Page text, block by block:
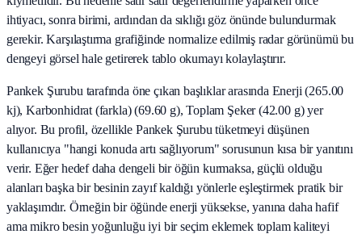
ihtiyacı, sonra birimi, ardından da sıklığı göz önünde bulundurmak
gerekir. Karşılaştırma grafiğinde normalize edilmiş radar görünümü bu
dengeyi görsel hale getirerek tablo okumayı kolaylaştırır.
Pankek Şurubu tarafında öne çıkan başlıklar arasında Enerji (265.00
kj), Karbonhidrat (farkla) (69.60 g), Toplam Şeker (42.00 g) yer
alıyor. Bu profil, özellikle Pankek Şurubu tüketmeyi düşünen
kullanıcıya "hangi konuda artı sağlıyorum" sorusunun kısa bir yanıtını
verir. Eğer hedef daha dengeli bir öğün kurmaksa, güçlü olduğu
alanları başka bir besinin zayıf kaldığı yönlerle eşleştirmek pratik bir
yaklaşımdır. Örneğin bir öğünde enerji yüksekse, yanına daha hafif
ama mikro besin yoğunluğu iyi bir seçim eklemek toplam kaliteyi